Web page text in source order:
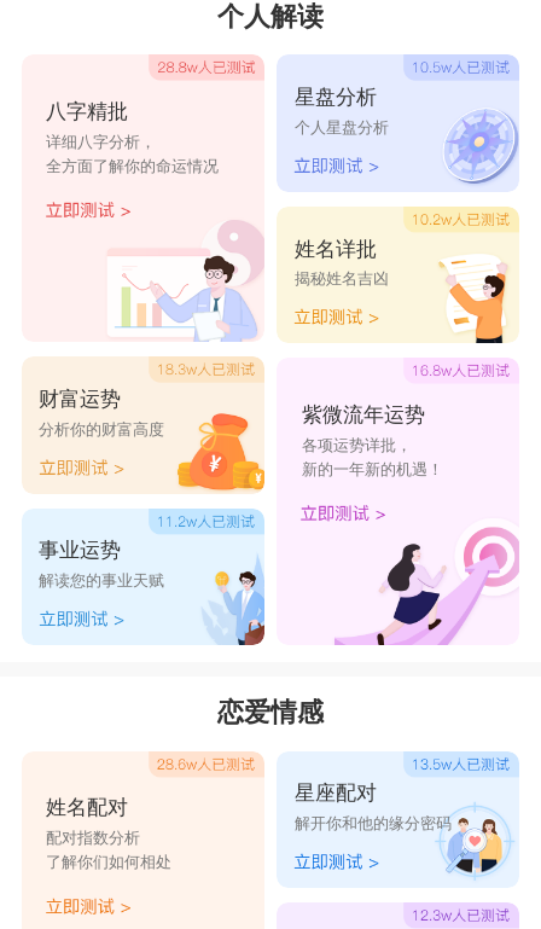
斐琳
琳瑷 琳慧 琳凌 琳茹
个人解读
八字精批
详细八字分析，
全方面了解你的命运情况
财富运势
分析你的财富高度
事业运势
解读您的事业天赋
星盘分析
个人星盘分析
姓名详批
揭秘姓名吉凶
紫微流年运势
各项运势详批，
新的一年新的机遇！
恋爱情感
姓名配对
配对指数分析
了解你们如何相处
星座配对
解开你和他的缘分密码